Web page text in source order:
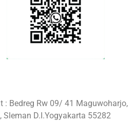
: Bedreg Rw 09/ 41 Maguwoharjo,
Sleman D.I.Yogyakarta 55282